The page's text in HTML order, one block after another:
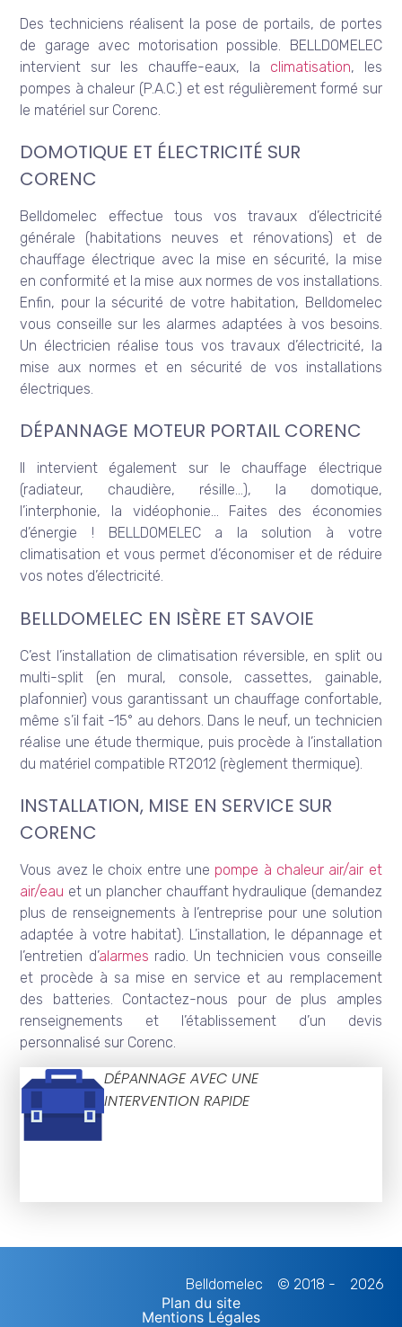
Des techniciens réalisent la pose de portails, de portes
de garage avec motorisation possible. BELLDOMELEC
intervient sur les chauffe-eaux, la climatisation, les
pompes à chaleur (P.A.C.) et est régulièrement formé sur
le matériel sur Corenc.
DOMOTIQUE ET ÉLECTRICITÉ SUR
CORENC
Belldomelec effectue tous vos travaux d’électricité
générale (habitations neuves et rénovations) et de
chauffage électrique avec la mise en sécurité, la mise
en conformité et la mise aux normes de vos installations.
Enfin, pour la sécurité de votre habitation, Belldomelec
vous conseille sur les alarmes adaptées à vos besoins.
Un électricien réalise tous vos travaux d’électricité, la
mise aux normes et en sécurité de vos installations
électriques.
DÉPANNAGE MOTEUR PORTAIL CORENC
Il intervient également sur le chauffage électrique
(radiateur, chaudière, résille…), la domotique,
l’interphonie, la vidéophonie… Faites des économies
d’énergie ! BELLDOMELEC a la solution à votre
climatisation et vous permet d’économiser et de réduire
vos notes d’électricité.
BELLDOMELEC EN ISÈRE ET SAVOIE
C’est l’installation de climatisation réversible, en split ou
multi-split (en mural, console, cassettes, gainable,
plafonnier) vous garantissant un chauffage confortable,
même s’il fait -15° au dehors. Dans le neuf, un technicien
réalise une étude thermique, puis procède à l’installation
du matériel compatible RT2012 (règlement thermique).
INSTALLATION, MISE EN SERVICE SUR
CORENC
Vous avez le choix entre une pompe à chaleur air/air et
air/eau et un plancher chauffant hydraulique (demandez
plus de renseignements à l’entreprise pour une solution
adaptée à votre habitat). L’installation, le dépannage et
l’entretien d’alarmes radio. Un technicien vous conseille
et procède à sa mise en service et au remplacement
des batteries. Contactez-nous pour de plus amples
renseignements et l’établissement d’un devis
personnalisé sur Corenc.
DÉPANNAGE AVEC UNE
INTERVENTION RAPIDE
Belldomelec © 2018 - 2026
Plan du site
Mentions Légales